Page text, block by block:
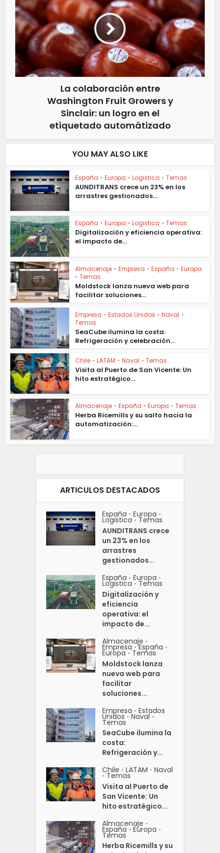
La colaboración entre
Washington Fruit Growers y
Sinclair: un logro en el
etiquetado automátizado
YOU MAY ALSO LIKE
España • Europa • Logistica • Temas
AUNDITRANS crece un 23% en los
arrastres gestionados...
España • Europa • Logistica • Temas
Digitalización y eficiencia operativa:
el impacto de...
Almacenaje • Empresa • España • Europa
• Temas
Moldstock lanza nueva web para
facilitar soluciones...
Empresa • Estados Unidos • Naval •
Temas
SeaCube ilumina la costa:
Refrigeración y celebración...
Chile • LATAM • Naval • Temas
Visita al Puerto de San Vicente: Un
hito estratégico...
Almacenaje • España • Europa • Temas
Herba Ricemills y su salto hacia la
automatización:...
ARTICULOS DESTACADOS
España • Europa •
Logistica • Temas
AUNDITRANS crece
un 23% en los
arrastres
gestionados...
España • Europa •
Logistica • Temas
Digitalización y
eficiencia
operativa: el
impacto de...
Almacenaje •
Empresa • España •
Europa • Temas
Moldstock lanza
nueva web para
facilitar
soluciones...
Empresa • Estados
Unidos • Naval •
Temas
SeaCube ilumina la
costa:
Refrigeración y...
Chile • LATAM • Naval
• Temas
Visita al Puerto de
San Vicente: Un
hito estratégico...
Almacenaje •
España • Europa •
Temas
Herba Ricemills y su